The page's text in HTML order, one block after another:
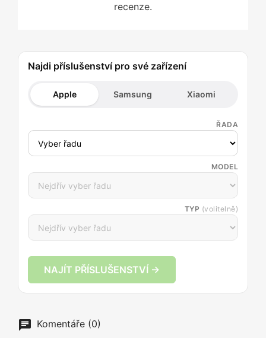
recenze.
Najdi příslušenství pro své zařízení
Apple Samsung Xiaomi
ŘADA
MODEL
TYP (volitelně)
NAJÍT PŘÍSLUŠENSTVÍ →
Komentáře (0)